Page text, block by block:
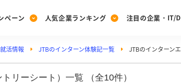
ペーン
稿する
[27卒] 本選考体験
人気企業ランキング
ンキングを見る
みんなのDX企業就
注目の企業・IT/
目の企業特集
活情報 JTBのインターン体験記一覧 JTBのインターン
リーシート）一覧 （全10件）